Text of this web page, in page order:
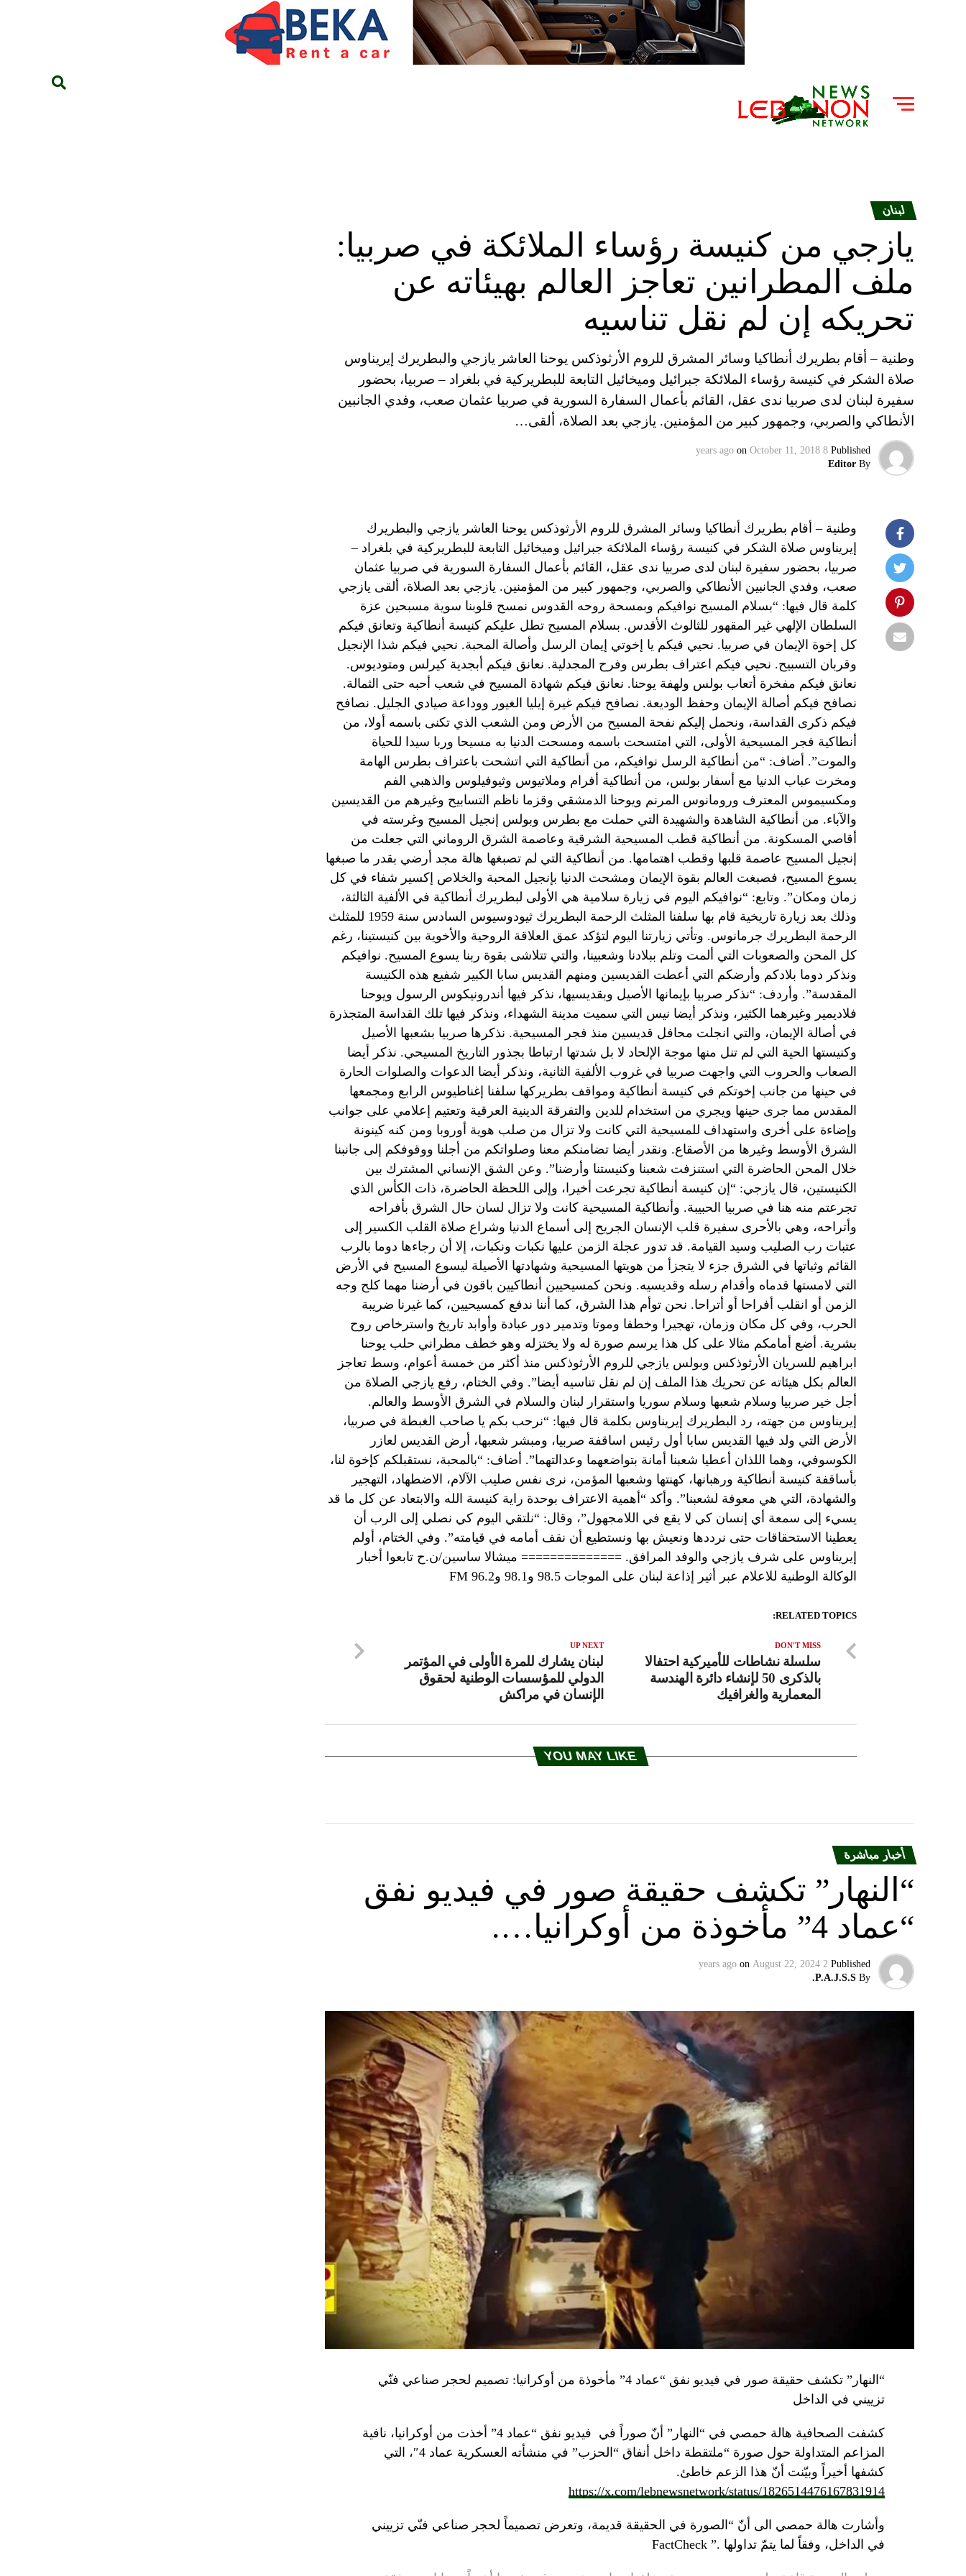
لبنان
يازجي من كنيسة رؤساء الملائكة في صربيا:
ملف المطرانين تعاجز العالم بهيئاته عن
تحريكه إن لم نقل تناسيه
وطنية – أقام بطريرك أنطاكيا وسائر المشرق للروم الأرثوذكس يوحنا العاشر يازجي والبطريرك إيريناوس
صلاة الشكر في كنيسة رؤساء الملائكة جبرائيل وميخائيل التابعة للبطريركية في بلغراد – صربيا، بحضور
سفيرة لبنان لدى صربيا ندى عقل، القائم بأعمال السفارة السورية في صربيا عثمان صعب، وفدي الجانبين
الأنطاكي والصربي، وجمهور كبير من المؤمنين. يازجي بعد الصلاة، ألقى…
Published
8 years ago
on October 11, 2018
By
Editor
وطنية – أقام بطريرك أنطاكيا وسائر المشرق للروم الأرثوذكس يوحنا العاشر يازجي والبطريرك
إيريناوس صلاة الشكر في كنيسة رؤساء الملائكة جبرائيل وميخائيل التابعة للبطريركية في بلغراد –
صربيا، بحضور سفيرة لبنان لدى صربيا ندى عقل، القائم بأعمال السفارة السورية في صربيا عثمان
صعب، وفدي الجانبين الأنطاكي والصربي، وجمهور كبير من المؤمنين. يازجي بعد الصلاة، ألقى يازجي
كلمة قال فيها: “بسلام المسيح نوافيكم وبمسحة روحه القدوس نمسح قلوبنا سوية مسبحين عزة
السلطان الإلهي غير المقهور للثالوث الأقدس. بسلام المسيح تطل عليكم كنيسة أنطاكية وتعانق فيكم
كل إخوة الإيمان في صربيا. نحيي فيكم يا إخوتي إيمان الرسل وأصالة المحبة. نحيي فيكم شذا الإنجيل
وقربان التسبيح. نحيي فيكم اعتراف بطرس وفرح المجدلية. نعانق فيكم أبجدية كيرلس ومتوديوس.
نعانق فيكم مفخرة أتعاب بولس ولهفة يوحنا. نعانق فيكم شهادة المسيح في شعب أحبه حتى الثمالة.
نصافح فيكم أصالة الإيمان وحفظ الوديعة. نصافح فيكم غيرة إيليا الغيور ووداعة صيادي الجليل. نصافح
فيكم ذكرى القداسة، ونحمل إليكم نفحة المسيح من الأرض ومن الشعب الذي تكنى باسمه أولا، من
أنطاكية فجر المسيحية الأولى، التي امتسحت باسمه ومسحت الدنيا به مسيحا وربا سيدا للحياة
والموت”. أضاف: “من أنطاكية الرسل نوافيكم، من أنطاكية التي اتشحت باعتراف بطرس الهامة
ومخرت عباب الدنيا مع أسفار بولس، من أنطاكية أفرام وملاتيوس وثيوفيلوس والذهبي الفم
ومكسيموس المعترف ورومانوس المرنم ويوحنا الدمشقي وقزما ناظم التسابيح وغيرهم من القديسين
والآباء. من أنطاكية الشاهدة والشهيدة التي حملت مع بطرس وبولس إنجيل المسيح وغرسته في
أقاصي المسكونة. من أنطاكية قطب المسيحية الشرقية وعاصمة الشرق الروماني التي جعلت من
إنجيل المسيح عاصمة قلبها وقطب اهتمامها. من أنطاكية التي لم تصبغها هالة مجد أرضي بقدر ما صبغها
يسوع المسيح، فصبغت العالم بقوة الإيمان ومشحت الدنيا بإنجيل المحبة والخلاص إكسير شفاء في كل
زمان ومكان”. وتابع: “نوافيكم اليوم في زيارة سلامية هي الأولى لبطريرك أنطاكية في الألفية الثالثة،
وذلك بعد زيارة تاريخية قام بها سلفنا المثلث الرحمة البطريرك ثيودوسيوس السادس سنة 1959 للمثلث
الرحمة البطريرك جرمانوس. وتأتي زيارتنا اليوم لتؤكد عمق العلاقة الروحية والأخوية بين كنيستينا، رغم
كل المحن والصعوبات التي ألمت وتلم ببلادنا وشعبينا، والتي تتلاشى بقوة ربنا يسوع المسيح. نوافيكم
ونذكر دوما بلادكم وأرضكم التي أعطت القديسين ومنهم القديس سابا الكبير شفيع هذه الكنيسة
المقدسة”. وأردف: “نذكر صربيا بإيمانها الأصيل وبقديسيها، نذكر فيها أندرونيكوس الرسول ويوحنا
فلاديمير وغيرهما الكثير، ونذكر أيضا نيس التي سميت مدينة الشهداء، ونذكر فيها تلك القداسة المتجذرة
في أصالة الإيمان، والتي انجلت محافل قديسين منذ فجر المسيحية. نذكرها صربيا بشعبها الأصيل
وكنيستها الحية التي لم تنل منها موجة الإلحاد لا بل شدتها ارتباطا بجذور التاريخ المسيحي. نذكر أيضا
الصعاب والحروب التي واجهت صربيا في غروب الألفية الثانية، ونذكر أيضا الدعوات والصلوات الحارة
في حينها من جانب إخوتكم في كنيسة أنطاكية ومواقف بطريركها سلفنا إغناطيوس الرابع ومجمعها
المقدس مما جرى حينها ويجري من استخدام للدين والتفرقة الدينية العرقية وتعتيم إعلامي على جوانب
وإضاءة على أخرى واستهداف للمسيحية التي كانت ولا تزال من صلب هوية أوروبا ومن كنه كينونة
الشرق الأوسط وغيرها من الأصقاع. ونقدر أيضا تضامنكم معنا وصلواتكم من أجلنا ووقوفكم إلى جانبنا
خلال المحن الحاضرة التي استنزفت شعبنا وكنيستنا وأرضنا”. وعن الشق الإنساني المشترك بين
الكنيستين، قال يازجي: “إن كنيسة أنطاكية تجرعت أخيرا، وإلى اللحظة الحاضرة، ذات الكأس الذي
تجرعتم منه هنا في صربيا الحبيبة. وأنطاكية المسيحية كانت ولا تزال لسان حال الشرق بأفراحه
وأتراحه، وهي بالأحرى سفيرة قلب الإنسان الجريح إلى أسماع الدنيا وشراع صلاة القلب الكسير إلى
عتبات رب الصليب وسيد القيامة. قد تدور عجلة الزمن عليها نكبات ونكبات، إلا أن رجاءها دوما بالرب
القائم وثباتها في الشرق جزء لا يتجزأ من هويتها المسيحية وشهادتها الأصيلة ليسوع المسيح في الأرض
التي لامستها قدماه وأقدام رسله وقديسيه. ونحن كمسيحيين أنطاكيين باقون في أرضنا مهما كلح وجه
الزمن أو انقلب أفراحا أو أتراحا. نحن توأم هذا الشرق، كما أننا ندفع كمسيحيين، كما غيرنا ضريبة
الحرب، وفي كل مكان وزمان، تهجيرا وخطفا وموتا وتدمير دور عبادة وأوابد تاريخ واسترخاص روح
بشرية. أضع أمامكم مثالا على كل هذا يرسم صورة له ولا يختزله وهو خطف مطراني حلب يوحنا
ابراهيم للسريان الأرثوذكس وبولس يازجي للروم الأرثوذكس منذ أكثر من خمسة أعوام، وسط تعاجز
العالم بكل هيئاته عن تحريك هذا الملف إن لم نقل تناسيه أيضا”. وفي الختام، رفع يازجي الصلاة من
أجل خير صربيا وسلام شعبها وسلام سوريا واستقرار لبنان والسلام في الشرق الأوسط والعالم.
إيريناوس من جهته، رد البطريرك إيريناوس بكلمة قال فيها: “نرحب بكم يا صاحب الغبطة في صربيا،
الأرض التي ولد فيها القديس سابا أول رئيس اساقفة صربيا، ومبشر شعبها، أرض القديس لعازر
الكوسوفي، وهما اللذان أعطيا شعبنا أمانة بتواضعهما وعدالتهما”. أضاف: “بالمحبة، نستقبلكم كإخوة لنا،
بأساقفة كنيسة أنطاكية ورهبانها، كهنتها وشعبها المؤمن، نرى نفس صليب الآلام، الاضطهاد، التهجير
والشهادة، التي هي معوفة لشعبنا”. وأكد “أهمية الاعتراف بوحدة راية كنيسة الله والابتعاد عن كل ما قد
يسيء إلى سمعة أي إنسان كي لا يقع في اللامجهول”، وقال: “نلتقي اليوم كي نصلي إلى الرب أن
يعطينا الاستحقاقات حتى نرددها ونعيش بها ونستطيع أن نقف أمامه في قيامته”. وفي الختام، أولم
إيريناوس على شرف يازجي والوفد المرافق. ============== ميشالا ساسين/ن.ح تابعوا أخبار
الوكالة الوطنية للاعلام عبر أثير إذاعة لبنان على الموجات 98.5 و98.1 و96.2 FM
RELATED TOPICS:
UP NEXT
لبنان يشارك للمرة الأولى في المؤتمر
الدولي للمؤسسات الوطنية لحقوق
الإنسان في مراكش
DON'T MISS
سلسلة نشاطات للأميركية احتفالا
بالذكرى 50 لإنشاء دائرة الهندسة
المعمارية والغرافيك
YOU MAY LIKE
أخبار مباشرة
“النهار” تكشف حقيقة صور في فيديو نفق
“عماد 4” مأخوذة من أوكرانيا….
Published
2 years ago
on August 22, 2024
By
P.A.J.S.S.
“النهار” تكشف حقيقة صور في فيديو نفق “عماد 4” مأخوذة من أوكرانيا: تصميم لحجر صناعي فنّي
تزييني في الداخل
كشفت الصحافية هالة حمصي في “النهار” أنّ صوراً في فيديو
نفق “عماد 4” أخذت من أوكرانيا، نافية
المزاعم المتداولة حول صورة “ملتقطة داخل أنفاق “الحزب” في منشأته العسكرية عماد 4″، التي
كشفها أخيراً وبيّنت أنّ هذا الزعم خاطئ.
https://x.com/lebnewsnetwork/status/1826514476167831914
وأشارت هالة حمصي الى أنّ “الصورة في الحقيقة قديمة، وتعرض تصميماً لحجر صناعي فنّي تزييني
في الداخل، وفقاً لما يتمّ تداولها .” FactCheck